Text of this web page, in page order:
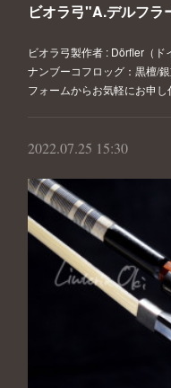
ビオラ弓"A.デルフラ
ビオラ弓製作者 : Dörfler（
ナンブーコフロッグ：黒檀/
フォームからお気軽にお申し
2022.07.25 15:30